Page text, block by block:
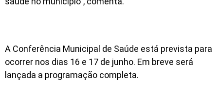
A Conferência Municipal de Saúde está prevista para
ocorrer nos dias 16 e 17 de junho. Em breve será
lançada a programação completa.